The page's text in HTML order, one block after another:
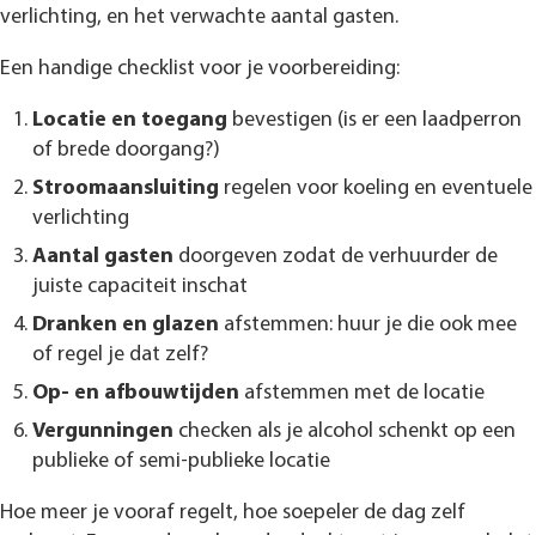
verlichting, en het verwachte aantal gasten.
Een handige checklist voor je voorbereiding:
Locatie en toegang bevestigen (is er een laadperron
of brede doorgang?)
Stroomaansluiting regelen voor koeling en eventuele
verlichting
Aantal gasten doorgeven zodat de verhuurder de
juiste capaciteit inschat
Dranken en glazen afstemmen: huur je die ook mee
of regel je dat zelf?
Op- en afbouwtijden afstemmen met de locatie
Vergunningen checken als je alcohol schenkt op een
publieke of semi-publieke locatie
Hoe meer je vooraf regelt, hoe soepeler de dag zelf